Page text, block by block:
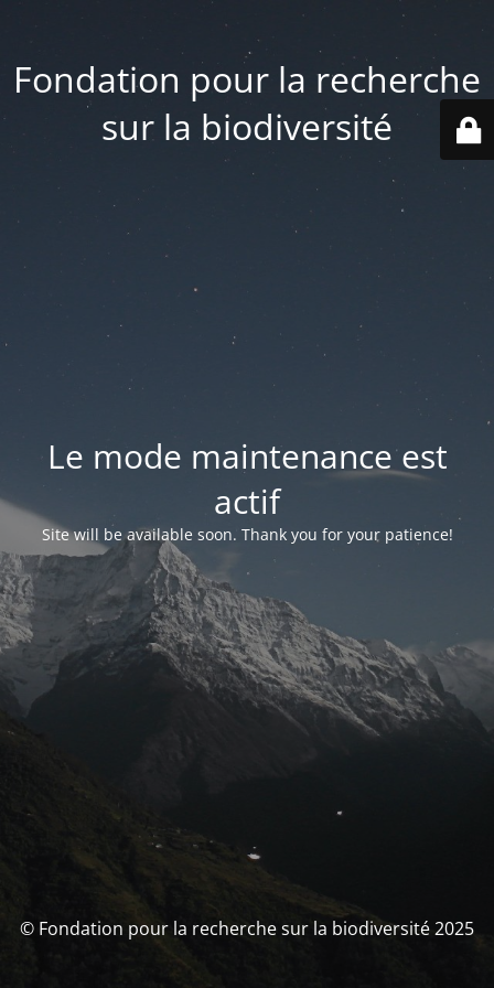
Fondation pour la recherche
sur la biodiversité
Le mode maintenance est
actif
Site will be available soon. Thank you for your patience!
© Fondation pour la recherche sur la biodiversité 2025